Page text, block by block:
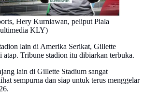
Hery Kurniawan, peliput Piala
KLY)
lain di Amerika Serikat, Gillette
Tribune stadion itu dibiarkan terbuka.
lain di Gillette Stadium sangat
sempurna dan siap untuk terus menggelar